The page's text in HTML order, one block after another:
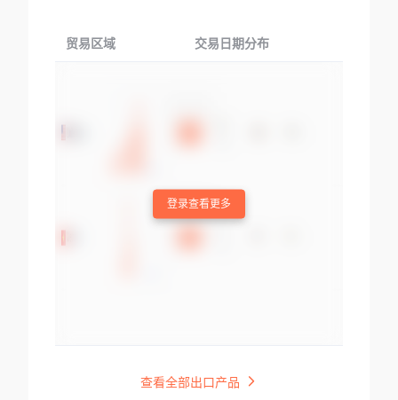
贸易区域 交易日期分布
登录查看更多
查看全部出口产品